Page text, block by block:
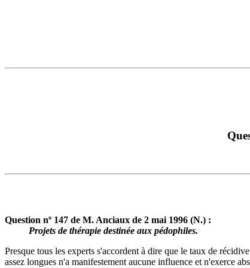
Question nº 147 de M. Anciaux de 2 mai 1996 (N.) :
Projets de thérapie destinée aux pédophiles.
Presque tous les experts s'accordent à dire que le taux de
assez longues n'a manifestement aucune influence et n'exerce